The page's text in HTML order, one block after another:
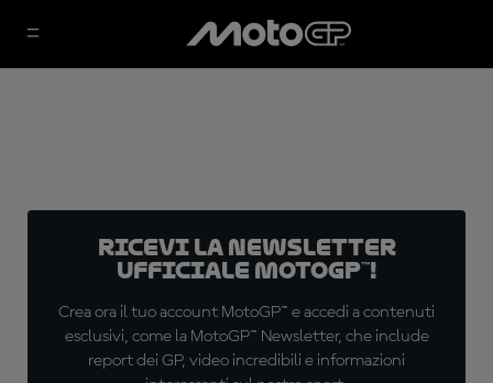
Ricevi la newsletter
ufficiale MotoGP™!
Crea ora il tuo account MotoGP™ e accedi a contenuti
esclusivi, come la MotoGP™ Newsletter, che include
report dei GP, video incredibili e informazioni